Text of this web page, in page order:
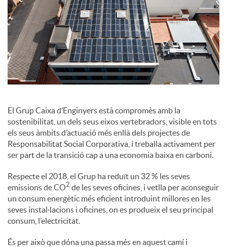
c
i
a
l
s
El Grup Caixa d’Enginyers està compromès amb la
sostenibilitat, un dels seus eixos vertebradors, visible en tots
els seus àmbits d’actuació més enllà dels projectes de
Responsabilitat Social Corporativa, i treballa activament per
ser part de la transició cap a una economia baixa en carboni.
Respecte el 2018, el Grup ha reduït un 32 % les seves
emissions de CO2 de les seves oficines, i vetlla per aconseguir
un consum energètic més eficient introduint millores en les
seves instal·lacions i oficines, on es produeix el seu principal
consum, l’electricitat.
És per això que dóna una passa més en aquest camí i